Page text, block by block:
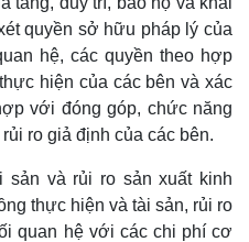
quyền sở hữu pháp lý của
hệ, các quyền theo hợp
hiện của các bên và xác
với đóng góp, chức năng
ro giả định của các bên.
sản và rủi ro sản xuất kinh
thực hiện và tài sản, rủi ro
quan hệ với các chi phí cơ